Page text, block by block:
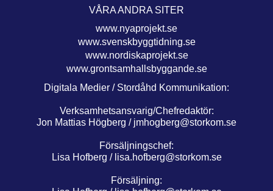
VÅRA ANDRA SITER
www.nyaprojekt.se
www.svenskbyggtidning.se
www.nordiskaprojekt.se
www.grontsamhallsbyggande.se
Digitala Medier / Stordåhd Kommunikation:
Verksamhetsansvarig/Chefredaktör:
Jon Mattias Högberg / jmhogberg@storkom.se
Försäljningschef:
Lisa Hofberg / lisa.hofberg@storkom.se
Försäljning: